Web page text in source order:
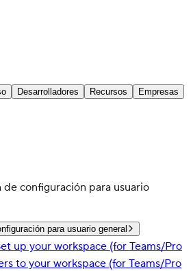
Desarrolladores Recursos Empresas
configuración para usuario
para usuario general
up your workspace (for Teams/Pro
to your workspace (for Teams/Pro